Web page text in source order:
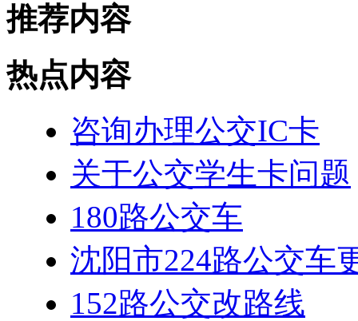
推荐内容
热点内容
咨询办理公交IC卡
关于公交学生卡问题
180路公交车
沈阳市224路公交车
152路公交改路线